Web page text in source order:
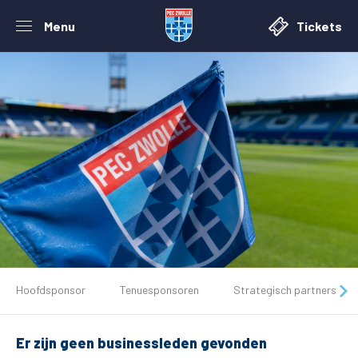
Menu Tickets
Tickets
Matchdays
Hoofdsponsor Tenuesponsoren Strategisch partners
Er zijn geen businessleden gevonden